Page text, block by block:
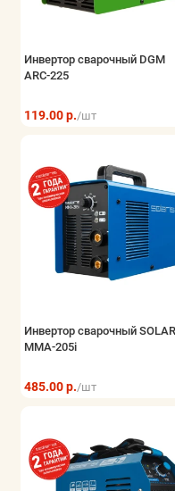
Хранение
Показать все
Инвертор сварочный DGM
ARC-225
119.00 р./шт
Инвертор сварочный
MMA-205i
485.00 р./шт